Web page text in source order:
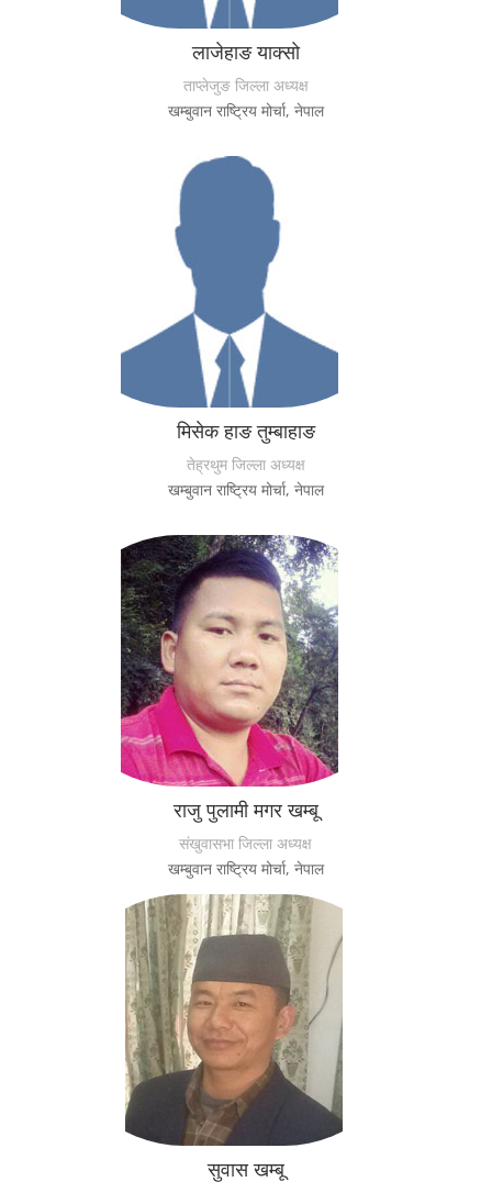
लाजेहाङ याक्सो
ताप्लेजुङ जिल्ला अध्यक्ष
खम्बुवान राष्ट्रिय मोर्चा, नेपाल
मिसेक हाङ तुम्बाहाङ
तेह्रथुम जिल्ला अध्यक्ष
खम्बुवान राष्ट्रिय मोर्चा, नेपाल
राजु पुलामी मगर खम्बू
संखुवासभा जिल्ला अध्यक्ष
खम्बुवान राष्ट्रिय मोर्चा, नेपाल
सुवास खम्बू